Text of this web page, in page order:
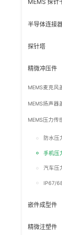
MEMS 探针
半导体连接
探针塔
精微冲压件
MEMS麦克风
MEMS扬声器
MEMS压力传
防水压
手机压
汽车压
IP67/
嵌件成型件
精微注塑件